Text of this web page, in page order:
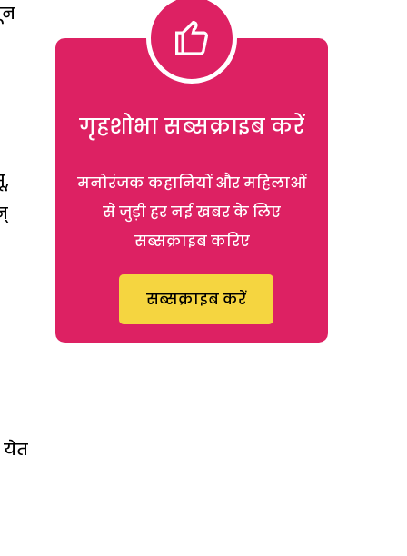
येत
गृहशोभा सब्सक्राइब करें
मनोरंजक कहानियों और महिलाओं
से जुड़ी हर नई खबर के लिए
सब्सक्राइब करिए
सब्सक्राइब करें